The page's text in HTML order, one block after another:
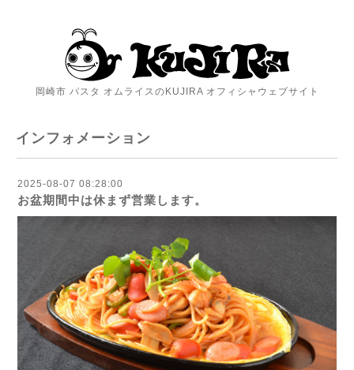
岡崎市 パスタ オムライスのKUJIRA オフィシャウェブサイト
インフォメーション
2025-08-07 08:28:00
お盆期間中は休まず営業します。